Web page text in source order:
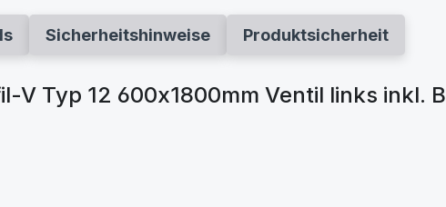
Sicherheitshinweise Produktsicherheit
V Typ 12 600x1800mm Ventil links inkl.